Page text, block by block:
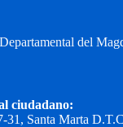
del
ciudadano:
31, Santa Marta